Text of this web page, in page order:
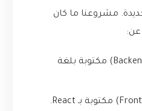
مشروعنا ما كان
عن:
خدمة خلفية (Backend API) مكتوبة بلغة